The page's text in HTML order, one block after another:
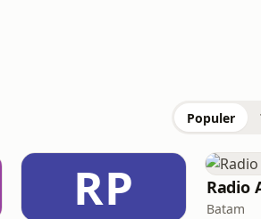
Populer
RP Radio
Batam